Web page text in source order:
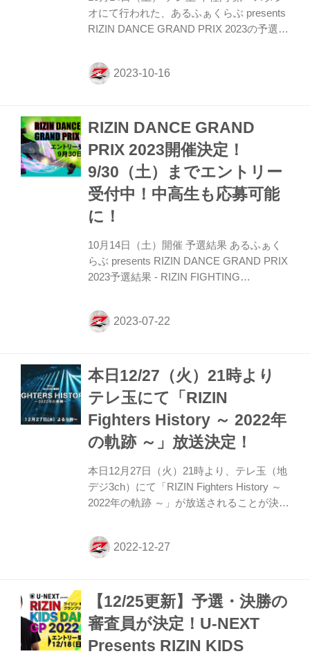
オにて行われた、あるふぁくらぶ presents
RIZIN DANCE GRAND PRIX 2023の予選の
学生部門 Peek-a-boo★H SUPER
La.PANTHER P Ledisy IoRio ALTEMA
VIOLET LAMUSE JURASSIC TRIBE 参加
チーム集合写真 小学生部門 中高生部門 主
催／協力／制作協力 主催 RIZIN FIGHTING
FEDE...
RIZIN DANCE GRAND
PRIX 2023開催決定！
9/30（土）までエントリー
受付中！中高生も応募可能
に！
10月14日（土）開催 予選結果 あるふぁく
らぶ presents RIZIN DANCE GRAND PRIX
2023予選結果 - RIZIN FIGHTING
日（土） テレ玉 本社内 第一スタジオにて
行われた、あるふぁくらぶ presents RIZIN
部門 決勝進出チーム / 小学生部門 Peek-a-
boo★H Peek-a-boo★H SUPER
La.PANTHER P SUPER La.PANTHER P
Ledisy ...
本日12/27（火）21時より
テレ玉にて「RIZIN
Fighters History ～ 2022年
の軌跡 ～」放送決定！
本日12月27日（火）21時より、テレ玉（地
デジ3ch）にて「RIZIN Fighters History ～
2022年の軌跡 ～」が放送されることが決定
きディレクター高野雄太郎氏の強い思いに
よって出来上がった番組だ！ 放送終了後に
れる予定だ！テレ玉の特別番組「RIZIN
Fighters History ～ 2022年の軌跡 ～」をお
見逃しなく！ RIZIN Fighters History ～
2022年の軌跡 ～ 概要 埼玉県民にRIZINの
【12/25更新】予選・決勝の
審査員が決定！U-NEXT
Presents RIZIN KIDS